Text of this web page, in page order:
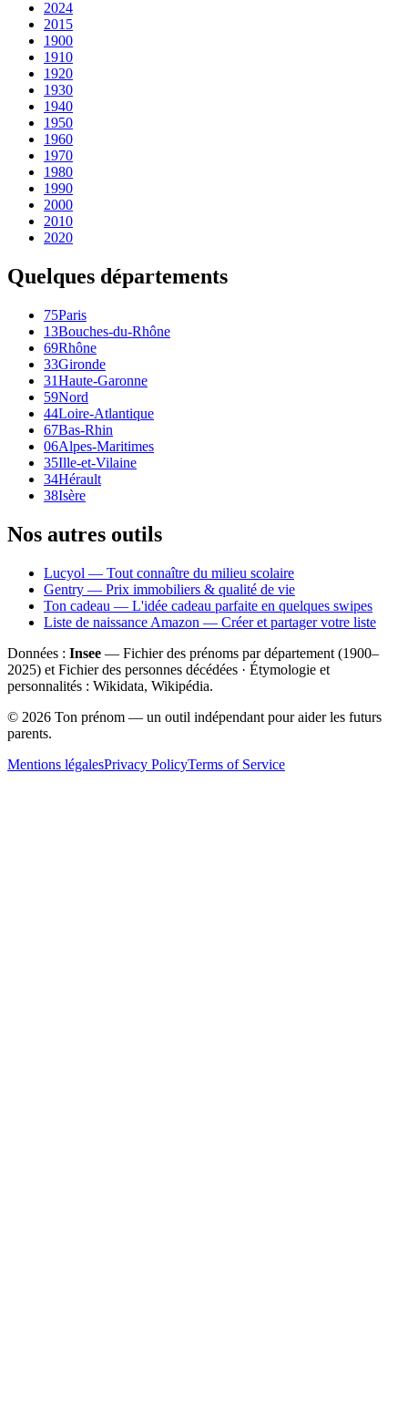
2024
2015
1900
1910
1920
1930
1940
1950
1960
1970
1980
1990
2000
2010
2020
Quelques départements
75Paris
13Bouches-du-Rhône
69Rhône
33Gironde
31Haute-Garonne
59Nord
44Loire-Atlantique
67Bas-Rhin
06Alpes-Maritimes
35Ille-et-Vilaine
34Hérault
38Isère
Nos autres outils
Lucyol — Tout connaître du milieu scolaire
Gentry — Prix immobiliers & qualité de vie
Ton cadeau — L'idée cadeau parfaite en quelques swipes
Liste de naissance Amazon — Créer et partager votre liste
Données : Insee — Fichier des prénoms par département (1900–
2025) et Fichier des personnes décédées · Étymologie et
personnalités : Wikidata, Wikipédia.
© 2026 Ton prénom — un outil indépendant pour aider les futurs
parents.
Mentions légalesPrivacy PolicyTerms of Service